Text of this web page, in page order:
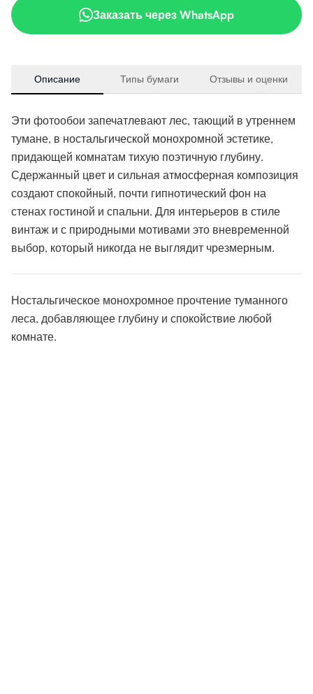
Заказать через WhatsApp
Описание Типы бумаги Отзывы и оценки
Эти фотообои запечатлевают лес, тающий в утреннем
тумане, в ностальгической монохромной эстетике,
придающей комнатам тихую поэтичную глубину.
Сдержанный цвет и сильная атмосферная композиция
создают спокойный, почти гипнотический фон на
стенах гостиной и спальни. Для интерьеров в стиле
винтаж и с природными мотивами это вне­временной
выбор, который никогда не выглядит чрезмерным.
Ностальгическое монохромное прочтение туманного
леса, добавляющее глубину и спокойствие любой
комнате.